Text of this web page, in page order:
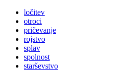
ločitev
otroci
pričevanje
rojstvo
splav
spolnost
starševstvo